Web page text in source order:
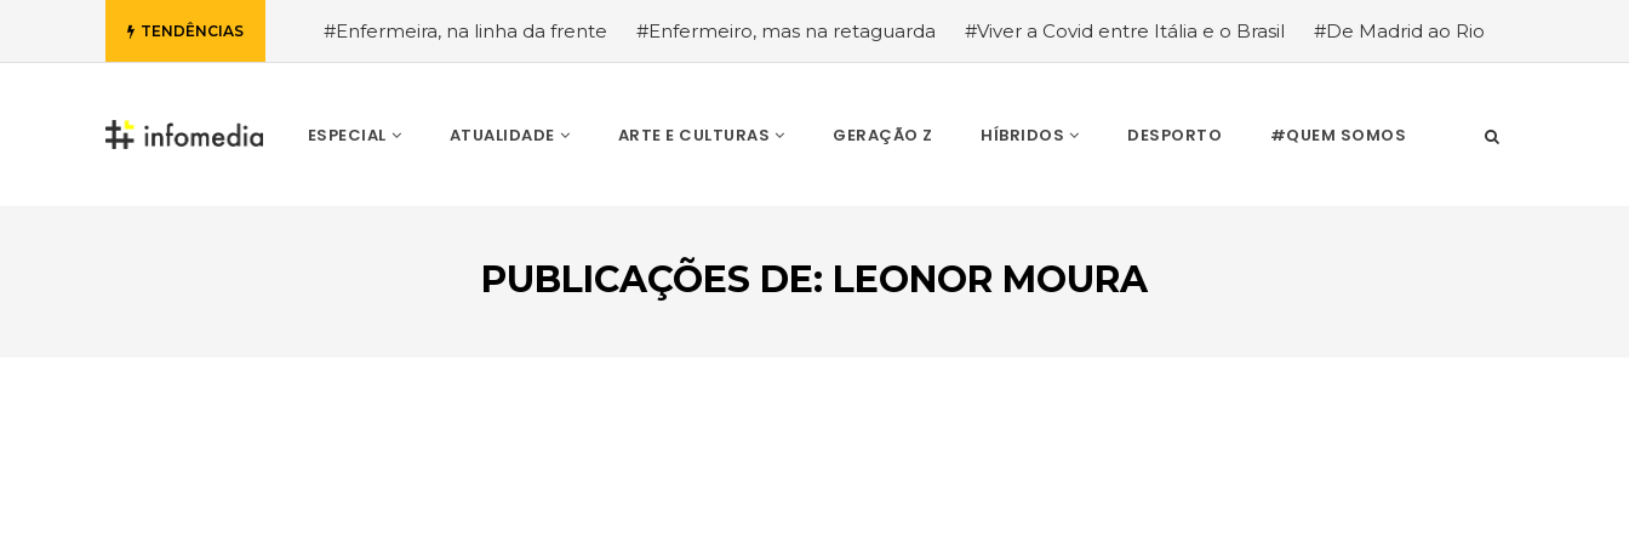
TENDÊNCIAS #Enfermeira, na linha da frente #Enfermeiro, mas na retaguarda #Viver a Covid entre Itália e o Brasil
#De Madrid ao Rio
ESPECIAL ATUALIDADE ARTE E CULTURAS GERAÇÃO Z HÍBRIDOS DESPORTO #QUEM SOMOS
PUBLICAÇÕES DE: LEONOR MOURA